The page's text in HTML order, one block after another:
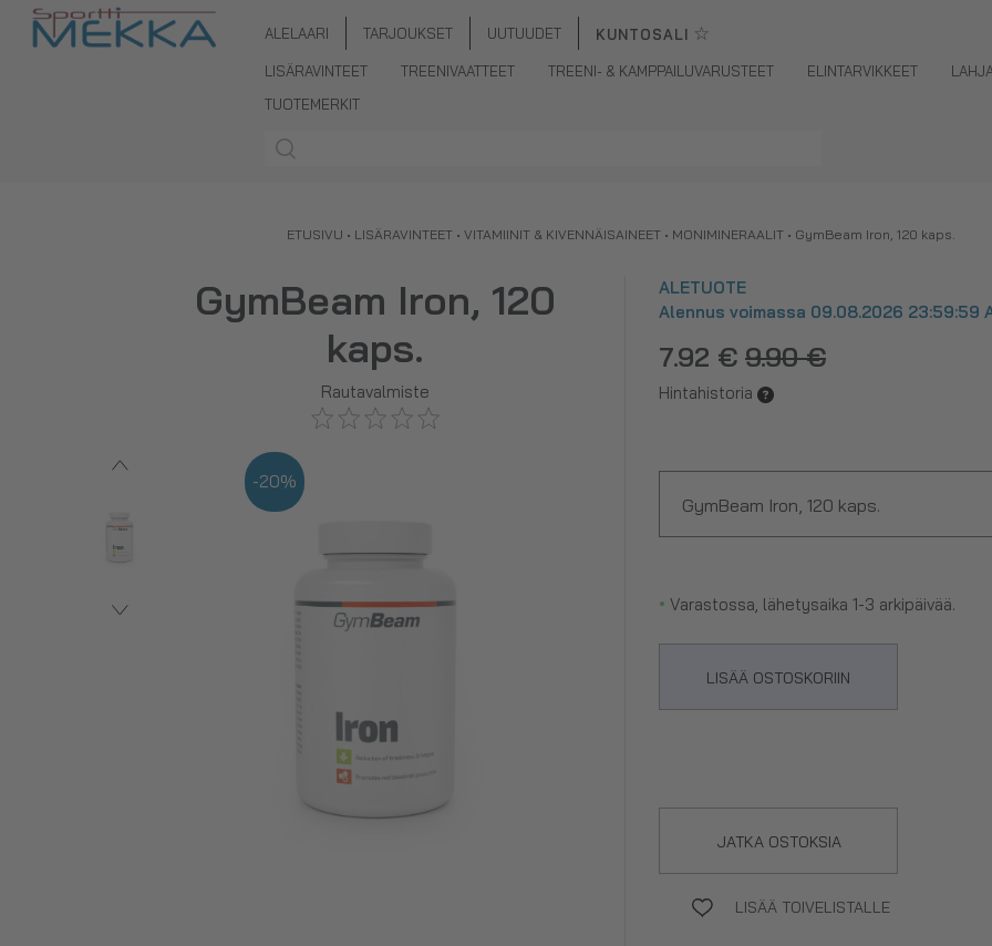
ALELAARI TARJOUKSET UUTUUDET KUNTOSALI ☆
LISÄRAVINTEET TREENIVAATTEET TREENI- & KAMPPAILUVARUSTEET ELINTARVIKKEET
TUOTEMERKIT
ETUSIVU • LISÄRAVINTEET • VITAMIINIT & KIVENNÄISAINEET • MONIMINERAALIT • GymBeam Iron, 120 kaps.
GymBeam Iron, 120
kaps.
Rautavalmiste
-20%
GymBeam Iron, 120 kaps.
ALETUOTE
Alennus voimassa 09.08.2026 23:59:59
7.92 € 9.90 €
Hintahistoria
LISÄÄ OSTOSKORIIN
• Varastossa, lähetysaika 1-3 arkipäivää.
JATKA OSTOKSIA
LISÄÄ TOIVELISTALLE